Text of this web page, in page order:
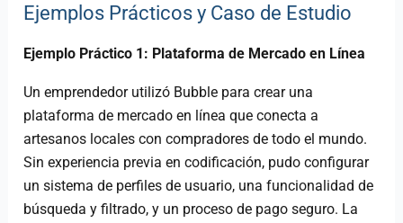
Ejemplos Prácticos y Caso de Estudio
Ejemplo Práctico 1: Plataforma de Mercado en Línea
Un emprendedor utilizó Bubble para crear una
plataforma de mercado en línea que conecta a
artesanos locales con compradores de todo el mundo.
Sin experiencia previa en codificación, pudo configurar
un sistema de perfiles de usuario, una funcionalidad de
búsqueda y filtrado, y un proceso de pago seguro. La